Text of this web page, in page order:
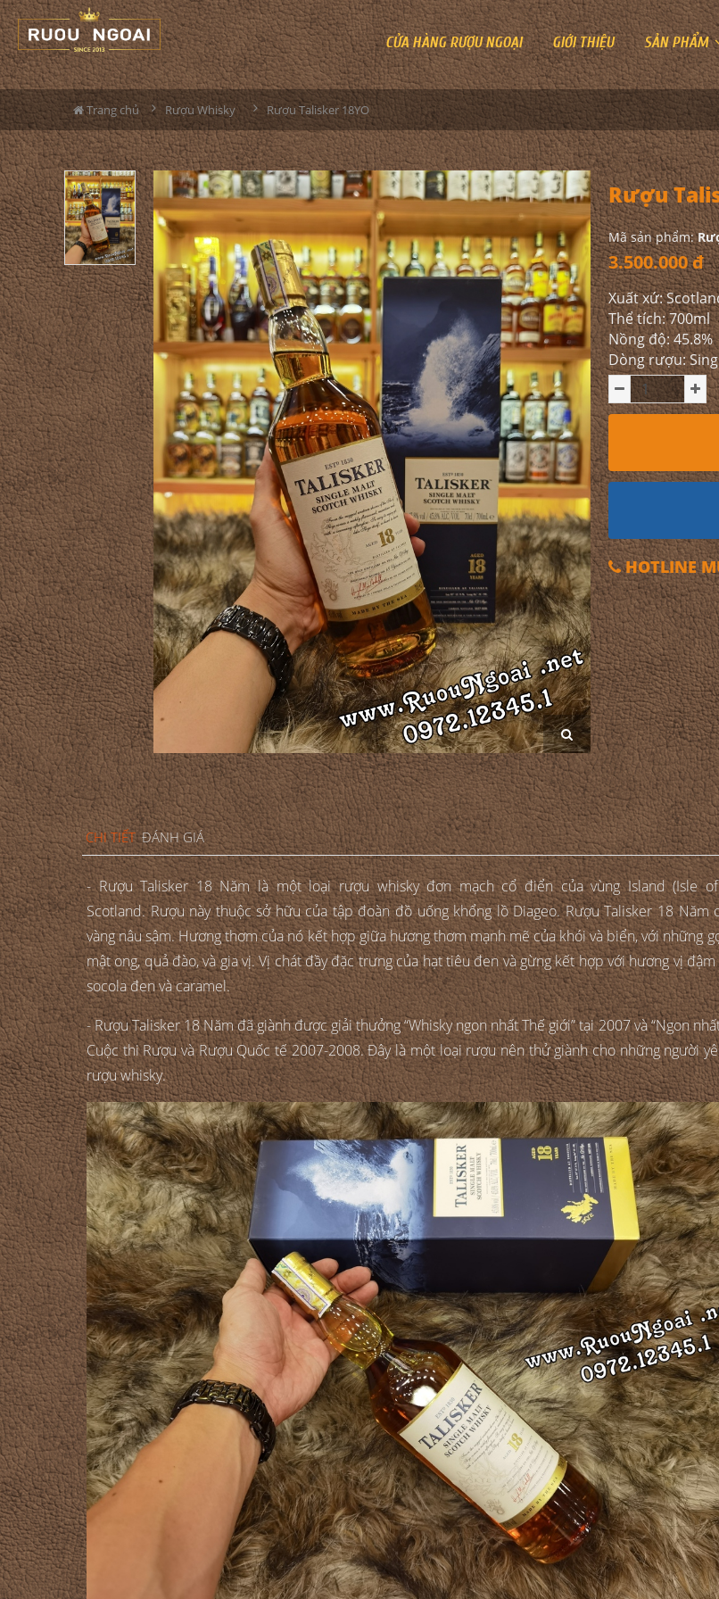
CỬA HÀNG RƯỢU NGOẠI GIỚI THIỆU SẢN PHẨM
Trang chủ Rượu Whisky Rượu Talisker 18YO
Rượu
Mã sản phẩm:
3.500.000 đ
Xuất xứ:
Thể tích: 700ml
Nồng độ: 45.8%
Dòng rượu:
HOTLINE
CHI TIẾT ĐÁNH GIÁ
- Rượu Talisker 18 Năm là một loại rượu whisky đơn mạch cổ điển của vùng Island (Isle of
Scotland. Rượu này thuộc sở hữu của tập đoàn đồ uống khổng lồ Diageo. Rượu Talisker 18 Năm
vàng nâu sậm. Hương thơm của nó kết hợp giữa hương thơm mạnh mẽ của khói và biển, với những
mật ong, quả đào, và gia vị. Vị chát đầy đặc trưng của hạt tiêu đen và gừng kết hợp với hương vị
socola đen và caramel.
- Rượu Talisker 18 Năm đã giành được giải thưởng “Whisky ngon nhất Thế giới” tại 2007 và “Ngon
Cuộc thi Rượu và Rượu Quốc tế 2007-2008. Đây là một loại rượu nên thử giành cho những người
rượu whisky.